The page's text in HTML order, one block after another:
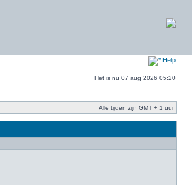
Help
Het is nu 07 aug 2026 05:20
Alle tijden zijn GMT + 1 uur